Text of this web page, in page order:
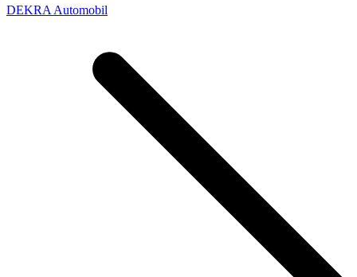
DEKRA Automobil